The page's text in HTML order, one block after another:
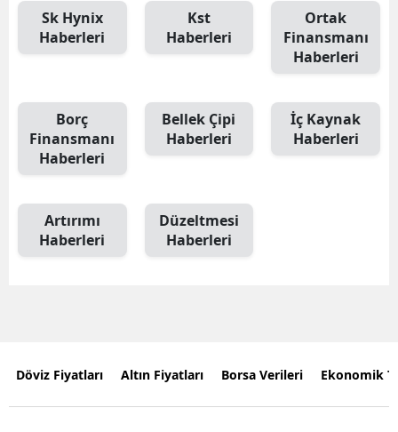
Sk Hynix
Haberleri
Kst
Haberleri
Ortak
Finansmanı
Haberleri
Borç
Finansmanı
Haberleri
Bellek Çipi
Haberleri
İç Kaynak
Haberleri
Artırımı
Haberleri
Düzeltmesi
Haberleri
Döviz Fiyatları Altın Fiyatları Borsa Verileri Ekonomik